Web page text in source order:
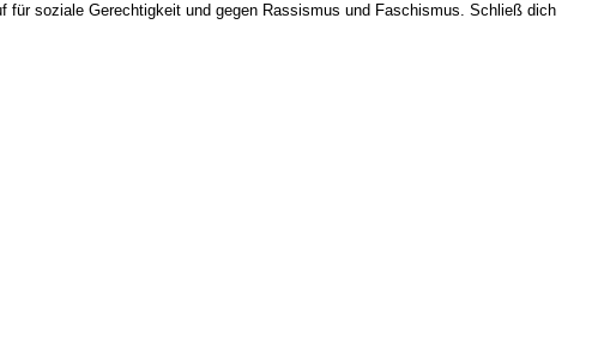
soziale Gerechtigkeit und gegen Rassismus und Faschismus. Schließ dich